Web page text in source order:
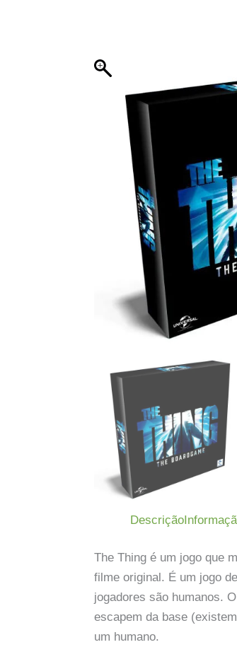
Descrição
The Thing é um jogo que
filme original. É um jogo
jogadores são humanos.
escapem da base
um humano.